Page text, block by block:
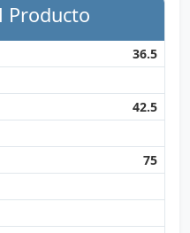
Producto
36.5
42.5
75